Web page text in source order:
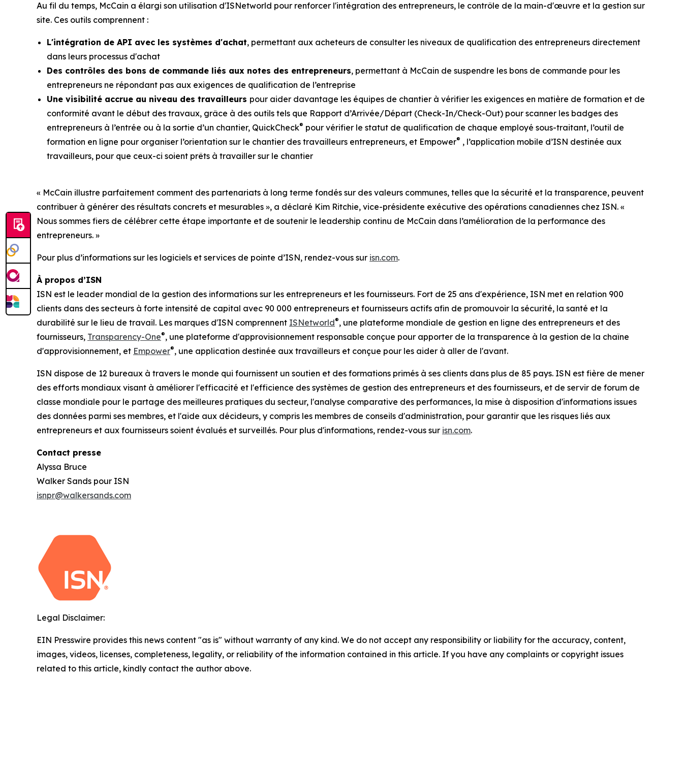
Au fil du temps, McCain a élargi son utilisation d'ISNetworld pour renforcer l'intégration des entrepreneurs, le contrôle de la main-d'œuvre et la gestion sur
site. Ces outils comprennent :
L'intégration de API avec les systèmes d'achat, permettant aux acheteurs de consulter les niveaux de qualification des entrepreneurs directement
dans leurs processus d'achat
Des contrôles des bons de commande liés aux notes des entrepreneurs, permettant à McCain de suspendre les bons de commande pour les
entrepreneurs ne répondant pas aux exigences de qualification de l’entreprise
Une visibilité accrue au niveau des travailleurs pour aider davantage les équipes de chantier à vérifier les exigences en matière de formation et de
conformité avant le début des travaux, grâce à des outils tels que Rapport d’Arrivée/Départ (Check-In/Check-Out) pour scanner les badges des
entrepreneurs à l’entrée ou à la sortie d’un chantier, QuickCheck® pour vérifier le statut de qualification de chaque employé sous-traitant, l’outil de
formation en ligne pour organiser l’orientation sur le chantier des travailleurs entrepreneurs, et Empower® , l’application mobile d’ISN destinée aux
travailleurs, pour que ceux-ci soient prêts à travailler sur le chantier
« McCain illustre parfaitement comment des partenariats à long terme fondés sur des valeurs communes, telles que la sécurité et la transparence, peuvent
contribuer à générer des résultats concrets et mesurables », a déclaré Kim Ritchie, vice-présidente exécutive des opérations canadiennes chez ISN. «
Nous sommes fiers de célébrer cette étape importante et de soutenir le leadership continu de McCain dans l’amélioration de la performance des
entrepreneurs. »
Pour plus d’informations sur les logiciels et services de pointe d’ISN, rendez-vous sur isn.com.
À propos d’ISN
ISN est le leader mondial de la gestion des informations sur les entrepreneurs et les fournisseurs. Fort de 25 ans d'expérience, ISN met en relation 900
clients dans des secteurs à forte intensité de capital avec 90 000 entrepreneurs et fournisseurs actifs afin de promouvoir la sécurité, la santé et la
durabilité sur le lieu de travail. Les marques d'ISN comprennent ISNetworld®, une plateforme mondiale de gestion en ligne des entrepreneurs et des
fournisseurs, Transparency-One®, une plateforme d'approvisionnement responsable conçue pour apporter de la transparence à la gestion de la chaîne
d'approvisionnement, et Empower®, une application destinée aux travailleurs et conçue pour les aider à aller de l'avant.
ISN dispose de 12 bureaux à travers le monde qui fournissent un soutien et des formations primés à ses clients dans plus de 85 pays. ISN est fière de mener
des efforts mondiaux visant à améliorer l'efficacité et l'efficience des systèmes de gestion des entrepreneurs et des fournisseurs, et de servir de forum de
classe mondiale pour le partage des meilleures pratiques du secteur, l'analyse comparative des performances, la mise à disposition d'informations issues
des données parmi ses membres, et l'aide aux décideurs, y compris les membres de conseils d'administration, pour garantir que les risques liés aux
entrepreneurs et aux fournisseurs soient évalués et surveillés. Pour plus d'informations, rendez-vous sur isn.com.
Contact presse
Alyssa Bruce
Walker Sands pour ISN
isnpr@walkersands.com
Legal Disclaimer:
EIN Presswire provides this news content "as is" without warranty of any kind. We do not accept any responsibility or liability for the accuracy, content,
images, videos, licenses, completeness, legality, or reliability of the information contained in this article. If you have any complaints or copyright issues
related to this article, kindly contact the author above.